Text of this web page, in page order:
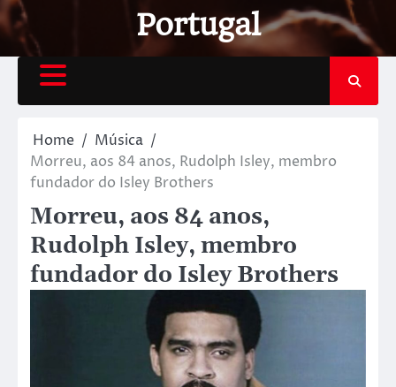
Portugal
Home
Música
Morreu, aos 84 anos, Rudolph Isley, membro
fundador do Isley Brothers
Morreu, aos 84 anos,
Rudolph Isley, membro
fundador do Isley Brothers